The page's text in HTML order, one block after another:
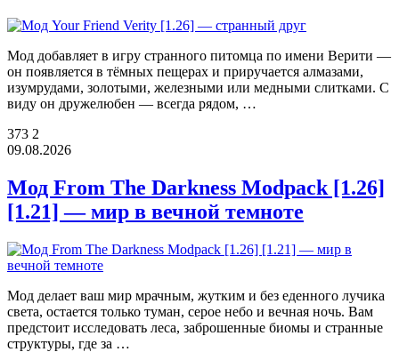
Мод добавляет в игру странного питомца по имени Верити —
он появляется в тёмных пещерах и приручается алмазами,
изумрудами, золотыми, железными или медными слитками. С
виду он дружелюбен — всегда рядом, …
373 2
09.08.2026
Мод From The Darkness Modpack [1.26]
[1.21] — мир в вечной темноте
Мод делает ваш мир мрачным, жутким и без еденного лучика
света, остается только туман, серое небо и вечная ночь. Вам
предстоит исследовать леса, заброшенные биомы и странные
структуры, где за …